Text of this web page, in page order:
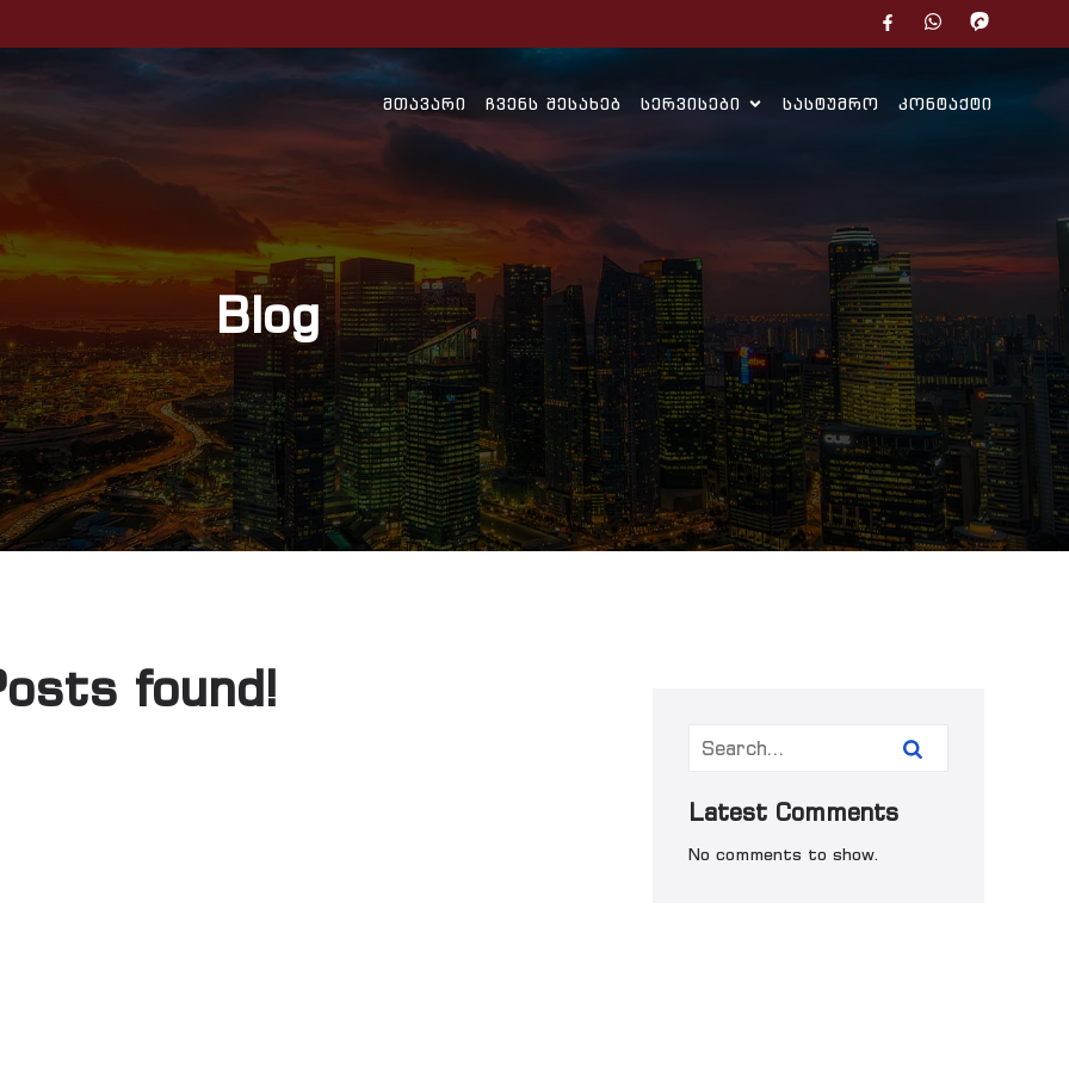
ᲛᲗᲐᲕᲐᲠᲘ ᲩᲕᲔᲜᲡ ᲨᲔᲡᲐᲮᲔᲑ ᲡᲔᲠᲕᲘᲡᲔᲑᲘ ᲡᲐᲡᲢᲣᲛᲠᲝ ᲙᲝᲜᲢᲐᲥᲢᲘ
Blog
found!
Latest Comments
No comments to show.